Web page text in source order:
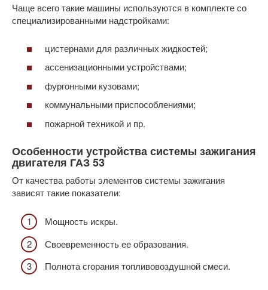
Чаще всего такие машины используются в комплекте со
специализированными надстройками:
цистернами для различных жидкостей;
ассенизационными устройствами;
фургонными кузовами;
коммунальными приспособлениями;
пожарной техникой и пр.
Особенности устройства системы зажигания
двигателя ГАЗ 53
От качества работы элементов системы зажигания
зависят такие показатели:
Мощность искры.
Своевременность ее образования.
Полнота сгорания топливовоздушной смеси.